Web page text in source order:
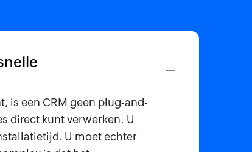
is een CRM geen plug-and-
direct kunt verwerken. U
U moet echter